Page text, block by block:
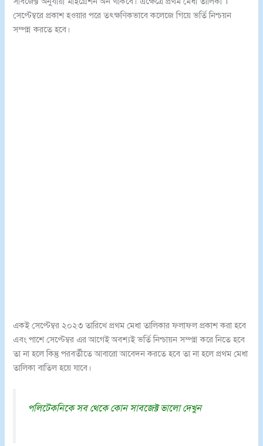
সেপ্টেম্বরে প্রকাশ হওয়ার পরে তৎক্ষণিকভাবে কলেজে গিয়ে ভর্তি নিশ্চয়ন
সম্পন্ন করতে হবে।
একই সেপ্টেম্বর ২০২৩ তারিখে প্রথম মেধা তালিকার ফলাফল প্রকাশ করা হবে
এবং পাশে সেপ্টেম্বর এর আগেই অবশ্যই ভর্তি নিশ্চায়ন সম্পন্ন করে নিতে হবে
তা না হলে কিন্তু পরবর্তীতে আবারো আবেদন করতে হবে তা না হলে প্রথম মেধা
তালিকা বাতিল হয়ে যাবে।
পলিটেকনিকে সব থেকে কোন সাবজেক্ট ভালো দেখুন